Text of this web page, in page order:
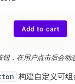
钮，在用户点击后会动
构建自定义可